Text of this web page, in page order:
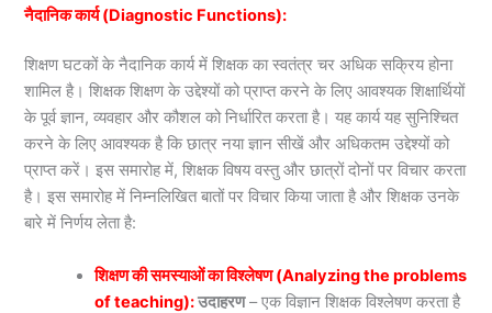
नैदानिक कार्य (Diagnostic Functions):
शिक्षण घटकों के नैदानिक कार्य में शिक्षक का स्वतंत्र चर अधिक सक्रिय होना
शामिल है। शिक्षक शिक्षण के उद्देश्यों को प्राप्त करने के लिए आवश्यक शिक्षार्थियों
के पूर्व ज्ञान, व्यवहार और कौशल को निर्धारित करता है। यह कार्य यह सुनिश्चित
करने के लिए आवश्यक है कि छात्र नया ज्ञान सीखें और अधिकतम उद्देश्यों को
प्राप्त करें। इस समारोह में, शिक्षक विषय वस्तु और छात्रों दोनों पर विचार करता
है। इस समारोह में निम्नलिखित बातों पर विचार किया जाता है और शिक्षक उनके
बारे में निर्णय लेता है:
शिक्षण की समस्याओं का विश्लेषण (Analyzing the problems
of teaching):उदाहरण– एक विज्ञान शिक्षक विश्लेषण करता है